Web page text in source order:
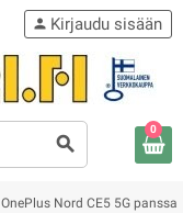
search
person Kirjaudu sisään
0
OnePlus Nord CE5 5G